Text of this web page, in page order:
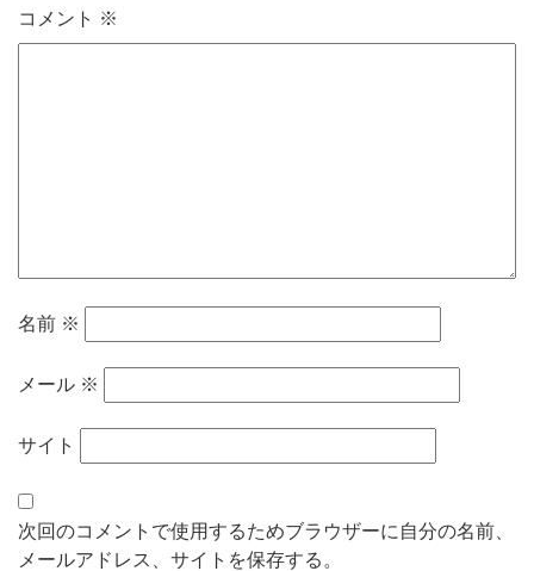
コメント ※
名前 ※
メール ※
サイト
次回のコメントで使用するためブラウザーに自分の名前、
メールアドレス、サイトを保存する。